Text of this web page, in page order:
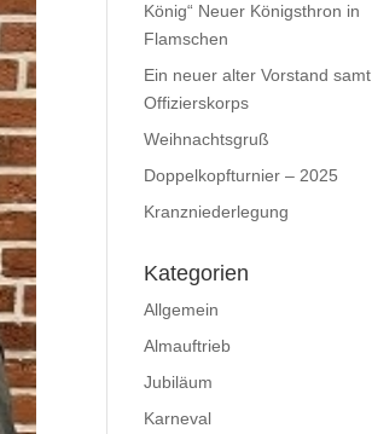
König“ Neuer Königsthron in
Flamschen
Ein neuer alter Vorstand samt
Offizierskorps
Weihnachtsgruß
Doppelkopfturnier – 2025
Kranzniederlegung
Kategorien
Allgemein
Almauftrieb
Jubiläum
Karneval